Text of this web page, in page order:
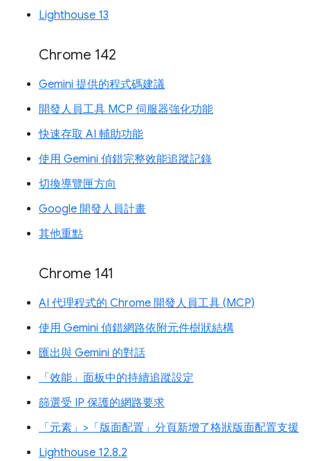
Lighthouse 13
Chrome 142
Gemini 提供的程式碼建議
開發人員工具 MCP 伺服器強化功能
快速存取 AI 輔助功能
使用 Gemini 偵錯完整效能追蹤記錄
切換導覽匣方向
Google 開發人員計畫
其他重點
Chrome 141
AI 代理程式的 Chrome 開發人員工具 (MCP)
使用 Gemini 偵錯網路依附元件樹狀結構
匯出與 Gemini 的對話
「效能」面板中的持續追蹤設定
篩選受 IP 保護的網路要求
「元素」>「版面配置」分頁新增了格狀版面配置支援
Lighthouse 12.8.2